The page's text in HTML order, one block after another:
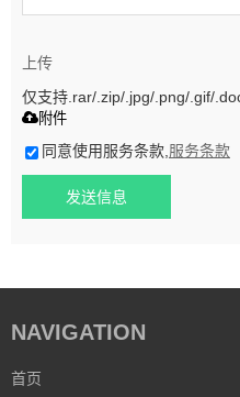
上传
仅支持.rar/.zip/.jpg/.png/.gif/
附件
同意使用服务条款, 服务条款
发送信息
NAVIGATION
首页